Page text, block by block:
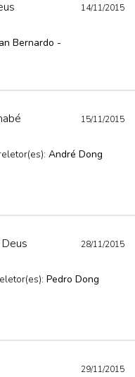
14/11/2015
Bernardo -
15/11/2015
André Dong
28/11/2015
Pedro Dong
29/11/2015